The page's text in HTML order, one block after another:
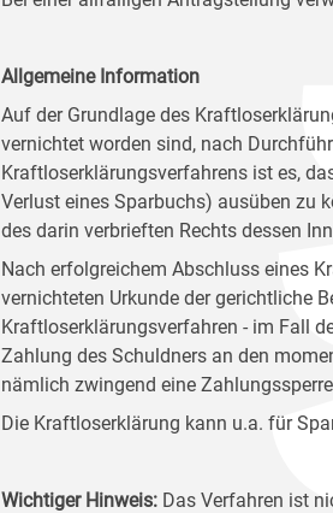
Allgemeine Information
Auf der Grundlage des
vernichtet worden sind, nach
Kraftloserklärungsverfahrens ist es,
Verlust eines Sparbuchs) ausüben zu
des darin verbrieften Rechts dessen
Nach erfolgreichem Abschluss eines
vernichteten Urkunde der gerichtliche
Kraftloserklärungsverfahren - im Fall
Zahlung des Schuldners an den
nämlich zwingend eine
Die Kraftloserklärung kann u.a. für
Wichtiger Hinweis: Das Verfahren ist